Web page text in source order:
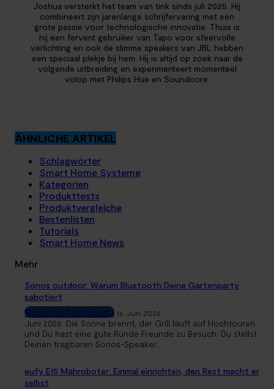
Joshua versterkt het team van tink sinds juli 2025. Hij
combineert zijn jarenlange schrijfervaring met een
grote passie voor technologische innovatie. Thuis is
hij een fervent gebruiker van Tapo voor sfeervolle
verlichting en ook de slimme speakers van JBL hebben
een speciaal plekje bij hem. Hij is altijd op zoek naar de
volgende uitbreiding en experimenteert momenteel
volop met Philips Hue en Soundcore.
ÄHNLICHE ARTIKEL
Schlagwörter
Smart Home Systeme
Kategorien
Produkttests
Produktvergleiche
Bestenlisten
Tutorials
Smart Home News
Mehr
Sonos outdoor: Warum Bluetooth Deine Gartenparty
sabotiert
Smartes Multimeda 16. Juni 2026
Juni 2026. Die Sonne brennt, der Grill läuft auf Hochtouren
und Du hast eine gute Runde Freunde zu Besuch. Du stellst
Deinen tragbaren Sonos-Speaker...
eufy E15 Mähroboter: Einmal einrichten, den Rest macht er
selbst